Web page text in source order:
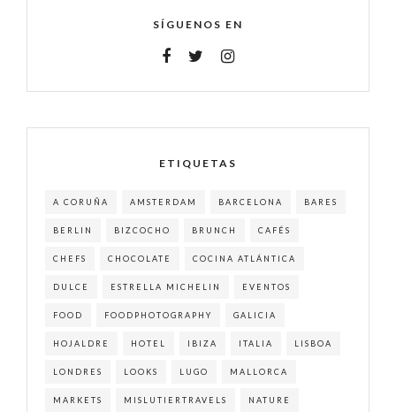
SÍGUENOS EN
ETIQUETAS
A CORUÑA AMSTERDAM BARCELONA BARES
BERLIN BIZCOCHO BRUNCH CAFÉS
CHEFS CHOCOLATE COCINA ATLÁNTICA
DULCE ESTRELLA MICHELIN EVENTOS
FOOD FOODPHOTOGRAPHY GALICIA
HOJALDRE HOTEL IBIZA ITALIA LISBOA
LONDRES LOOKS LUGO MALLORCA
MARKETS MISLUTIERTRAVELS NATURE